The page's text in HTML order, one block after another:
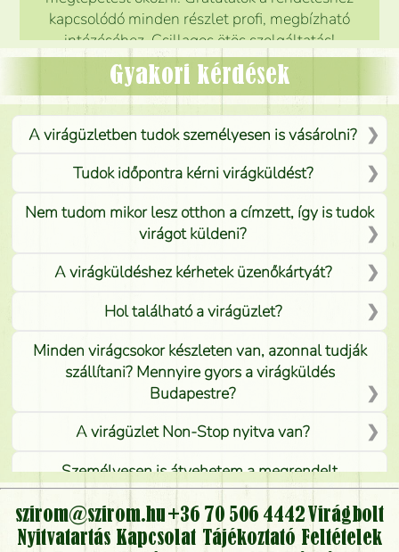
kapcsolódó minden részlet profi, megbízható
intézéséhez. Csillagos ötös szolgáltatás!
Mónika
Gyakori kérdések
A virágüzletben tudok személyesen is vásárolni?
Tudok időpontra kérni virágküldést?
Nem tudom mikor lesz otthon a címzett, így is tudok
virágot küldeni?
A virágküldéshez kérhetek üzenőkártyát?
Hol található a virágüzlet?
Minden virágcsokor készleten van, azonnal tudják
szállítani? Mennyire gyors a virágküldés
Budapestre?
A virágüzlet Non-Stop nyitva van?
Személyesen is átvehetem a megrendelt
virágcsokrot, vagy csak virágküldéssel, kiszállítással
kérhető?
szirom@szirom.hu +36 70 506 4442Virágbolt
Nyitvatartás Kapcsolat Tájékoztató Feltételek